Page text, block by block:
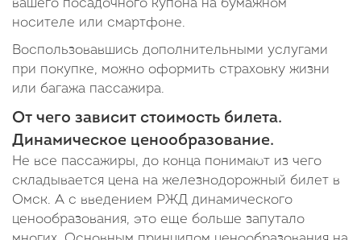
вашего посадочного купона на бумажном
носителе или смартфоне.
Воспользовавшись дополнительными услугами
при покупке, можно оформить страховку жизни
или багажа пассажира.
От чего зависит стоимость билета.
Динамическое ценообразование.
Не все пассажиры, до конца понимают из чего
складывается цена на железнодорожный билет в
Омск. А с введением РЖД динамического
ценообразования, это еще больше запутало